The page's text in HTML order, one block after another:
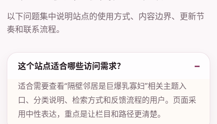
以下问题集中说明站点的使用方式、内容边界、更新节
奏和联系流程。
这个站点适合哪些访问需求？
适合需要查看“隔壁邻居是巨爆乳寡妇”相关主题入
口、分类说明、检索方式和反馈流程的用户。页面采
用中性表达，重点是让栏目和路径更清楚。